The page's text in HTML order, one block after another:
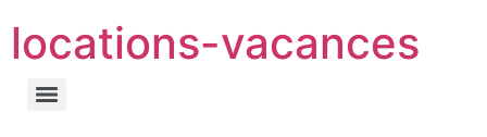
locations-vacances